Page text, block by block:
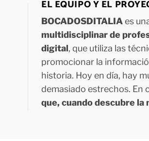
EL EQUIPO Y EL
BOCADOSDITALIAes
multidisciplinar de
digital, que utiliza las
promocionar la
historia. Hoy en día, hay
demasiado estrechos. En
que, cuando descubre